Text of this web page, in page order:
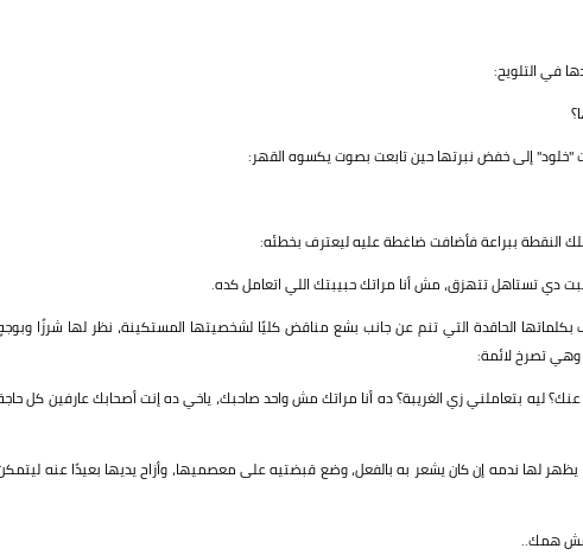
في التلويح:
"خلود" إلى خفض نبرتها حين تابعت بصوت يكسوه القهر:
النقطة ببراعة فأضافت ضاغطة عليه ليعترف بخطئه:
دي تستاهل تتهزق، مش أنا مراتك حبيبتك اللي اتعامل كده.
الحاقدة التي تنم عن جانب بشع مناقض كليًا لشخصيتها المستكينة، نظر لها شرزًا
تصرخ لائمة:
ليه بتعاملني زي الغريبة؟ ده أنا مراتك مش واحد صاحبك، ياخي ده إنت أصحابك عارفين كل
لها ندمه إن كان يشعر به بالفعل، وضع قبضتيه على معصميها، وأزاح يديها بعيدًا عنه
مش همك..